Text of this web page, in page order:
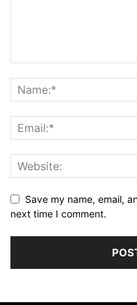
Save my name, email,
next time I comment.